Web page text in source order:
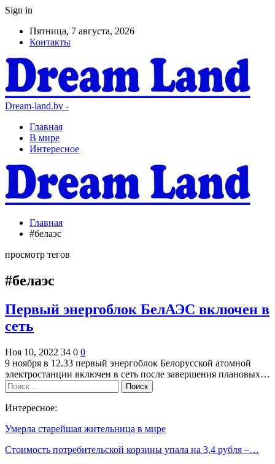
Sign in
Пятница, 7 августа, 2026
Контакты
Dream-land.by -
Главная
В мире
Интересное
Главная
#белаэс
просмотр тегов
#белаэс
Первый энергоблок БелАЭС включен в
сеть
Ноя 10, 2022 34 0 0
9 ноября в 12.33 первый энергоблок Белорусской атомной
электростанции включен в сеть после завершения плановых…
Интересное:
Умерла старейшая жительница в мире
Стоимость потребительской корзины упала на 3,4 рубля –…